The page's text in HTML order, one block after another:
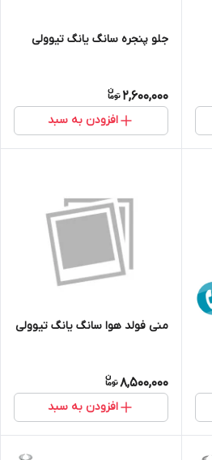
جلو پنجره سانگ یانگ تیوولی
2,600,000
افزودن به سبد
منی فولد هوا سانگ یانگ تیوولی
8,500,000
افزودن به سبد